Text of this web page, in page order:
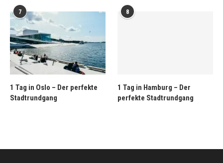
7
1 Tag in Oslo – Der perfekte
Stadtrundgang
8
1 Tag in Hamburg – Der
perfekte Stadtrundgang